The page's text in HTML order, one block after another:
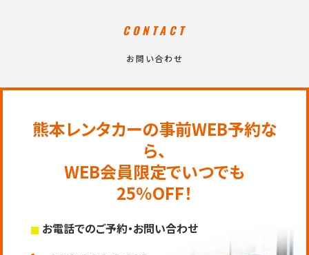
CONTACT
お問い合わせ
熊本レンタカーの事前WEB予約な
ら、
WEB会員限定でいつでも
25％OFF！
お電話でのご予約・お問い合わせ